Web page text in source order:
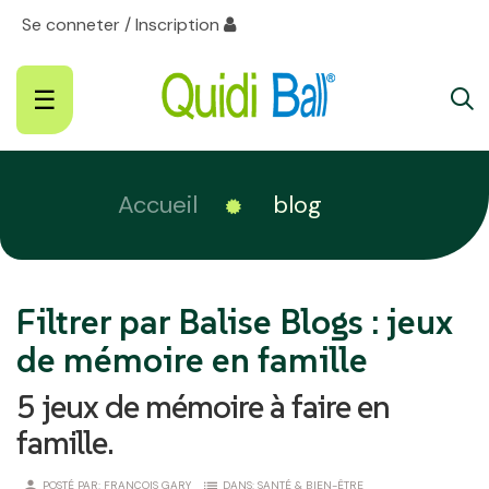
Se conneter / Inscription
Basculer
la
☰
Accueil blog
Filtrer par Balise Blogs : jeux
de mémoire en famille
5 jeux de mémoire à faire en
famille.
POSTÉ PAR: FRANÇOIS GARY DANS: SANTÉ & BIEN-ÊTRE